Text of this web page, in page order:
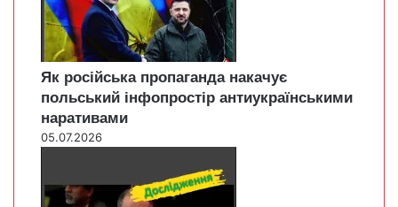
Як російська пропаганда накачує
польський інфопростір антиукраїнськими
наративами
05.07.2026